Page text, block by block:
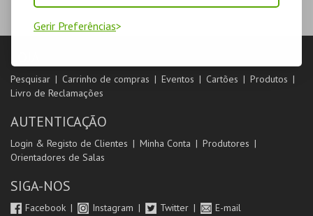
Gerir Preferências
Pesquisar Carrinho de compras Eventos Cartões
Produtos
Livro de Reclamações
AUTENTICAÇÃO
Login & Registo de Clientes Minha Conta
Produtores
Orientadores de Salas
SIGA-NOS
Facebook Instagram Twitter E-mail